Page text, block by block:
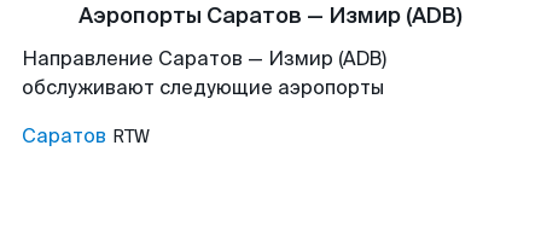
Аэропорты Саратов — Измир (ADB)
Направление Саратов — Измир (ADB)
обслуживают следующие аэропорты
Саратов RTW